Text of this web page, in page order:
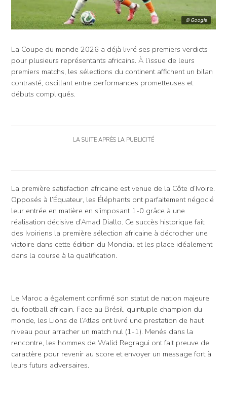
© Google
La Coupe du monde 2026 a déjà livré ses premiers verdicts
pour plusieurs représentants africains. À l’issue de leurs
premiers matchs, les sélections du continent affichent un bilan
contrasté, oscillant entre performances prometteuses et
débuts compliqués.
LA SUITE APRÈS LA PUBLICITÉ
La première satisfaction africaine est venue de la Côte d’Ivoire.
Opposés à l’Équateur, les Éléphants ont parfaitement négocié
leur entrée en matière en s’imposant 1-0 grâce à une
réalisation décisive d’Amad Diallo. Ce succès historique fait
des Ivoiriens la première sélection africaine à décrocher une
victoire dans cette édition du Mondial et les place idéalement
dans la course à la qualification.
Le Maroc a également confirmé son statut de nation majeure
du football africain. Face au Brésil, quintuple champion du
monde, les Lions de l’Atlas ont livré une prestation de haut
niveau pour arracher un match nul (1-1). Menés dans la
rencontre, les hommes de Walid Regragui ont fait preuve de
caractère pour revenir au score et envoyer un message fort à
leurs futurs adversaires.